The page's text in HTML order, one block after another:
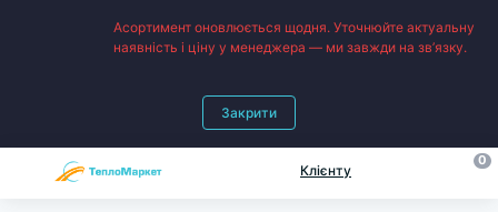
Асортимент оновлюється щодня. Уточнюйте актуальну
наявність і ціну у менеджера — ми завжди на зв’язку.
Закрити
Клієнту
0